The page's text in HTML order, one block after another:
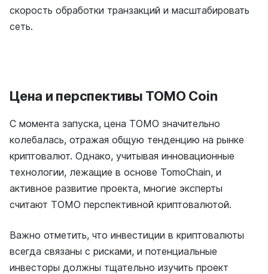
скорость обработки транзакций и масштабировать
сеть.
Цена и перспективы TOMO Coin
С момента запуска, цена TOMO значительно
колебалась, отражая общую тенденцию на рынке
криптовалют. Однако, учитывая инновационные
технологии, лежащие в основе TomoChain, и
активное развитие проекта, многие эксперты
считают TOMO перспективной криптовалютой.
Важно отметить, что инвестиции в криптовалюты
всегда связаны с рисками, и потенциальные
инвесторы должны тщательно изучить проект